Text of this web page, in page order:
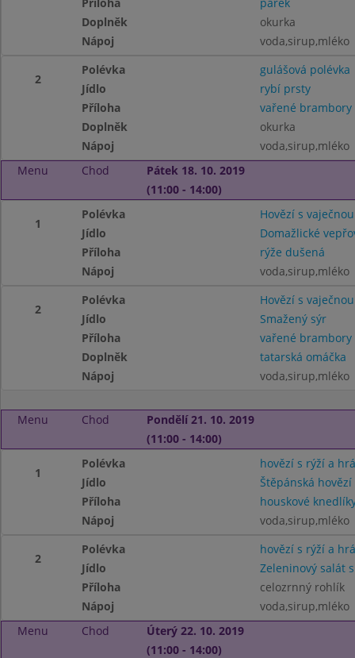
Doplněk
okurka
Nápoj
voda,sirup,mléko
2
Polévka
gulášová polévka
Jídlo
rybí prsty
Příloha
vařené brambory
Doplněk
okurka
Nápoj
voda,sirup,mléko
Menu
Chod
Pátek 18. 10. 2019
(11:00 - 14:00)
1
Polévka
Hovězí s
Jídlo
Domažlické
Příloha
rýže dušená
Nápoj
voda,sirup,mléko
2
Polévka
Hovězí s
Jídlo
Smažený sýr
Příloha
vařené brambory
Doplněk
tatarská omáčka
Nápoj
voda,sirup,mléko
Menu Chod
Pondělí 21. 10. 2019
(11:00 - 14:00)
1
Polévka
hovězí s rýží a
Jídlo
Štěpánská
Příloha
houskové
Nápoj
voda,sirup,mléko
2
Polévka
hovězí s rýží a
Jídlo
Zeleninový salát
Příloha
celozrnný rohlík
Nápoj
voda,sirup,mléko
Menu
Chod
Úterý 22. 10. 2019
(11:00 - 14:00)